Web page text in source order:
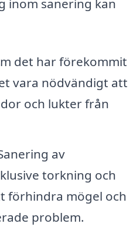
inom sanering kan
det har förekommit
vara nödvändigt att
och lukter från
av
torkning och
förhindra mögel och
problem.